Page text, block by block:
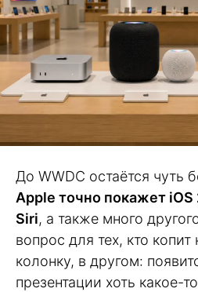
До WWDC остаётся чуть
Apple точно покажет
Siri, а также много
вопрос для тех, кто копит
колонку, в другом:
презентации хоть какое-